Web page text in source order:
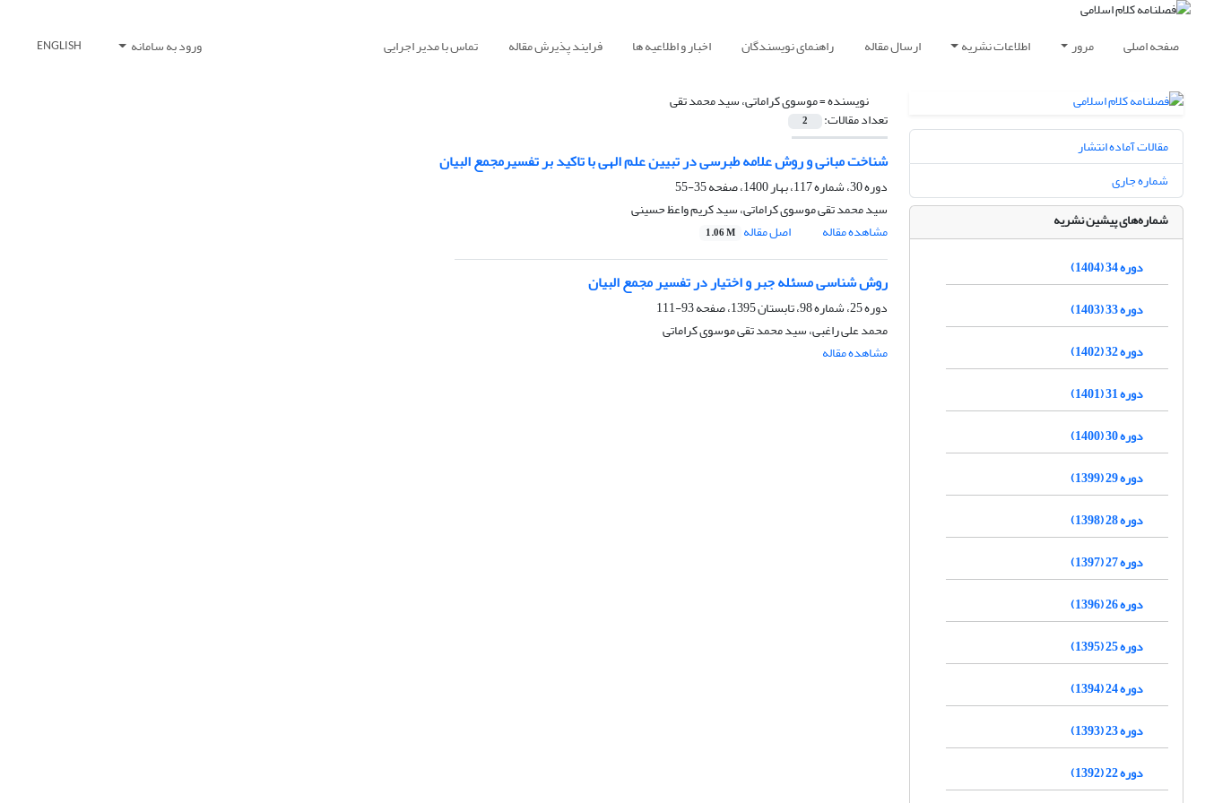
صفحه اصلی مرور اطلاعات نشریه ارسال مقاله راهنمای نویسندگان اخبار و اطلاعیه ها فرایند پذیرش مقاله تماس با مدیر اجرایی ورود به سامانه ENGLISH
نویسنده =موسوی کراماتی، سید محمد تقی
تعداد مقالات: 2
شناخت مبانی و روش علامه طبرسی در تبیین علم الهی با تاکید بر تفسیرمجمع البیان
دوره 30، شماره 117، بهار 1400، صفحه
35-55
سید محمد تقی موسوی کراماتی، سید کریم واعظ حسینی
مشاهده مقاله
اصل مقاله 1.06 M
روش شناسی مسئله جبر و اختیار در تفسیر مجمع البیان
دوره 25، شماره 98، تابستان 1395، صفحه
93-111
محمد علی راغبی، سید محمد تقی موسوی کراماتی
مشاهده مقاله
مقالات آماده انتشار
شماره جاری
شماره‌های پیشین نشریه
دوره 34 (1404)
دوره 33 (1403)
دوره 32 (1402)
دوره 31 (1401)
دوره 30 (1400)
دوره 29 (1399)
دوره 28 (1398)
دوره 27 (1397)
دوره 26 (1396)
دوره 25 (1395)
دوره 24 (1394)
دوره 23 (1393)
دوره 22 (1392)